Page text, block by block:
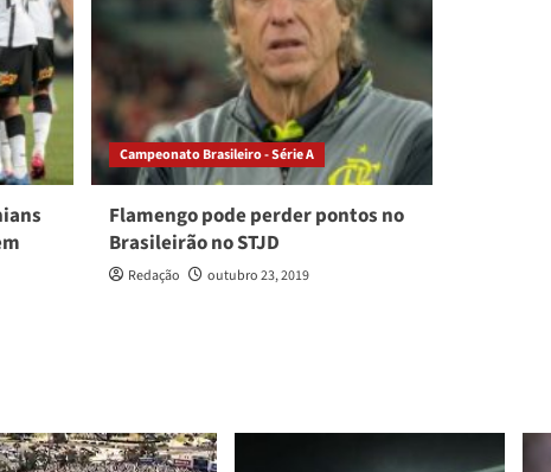
Campeonato Brasileiro - Série A
Flamengo pode perder pontos no
Brasileirão no STJD
Redação outubro 23, 2019